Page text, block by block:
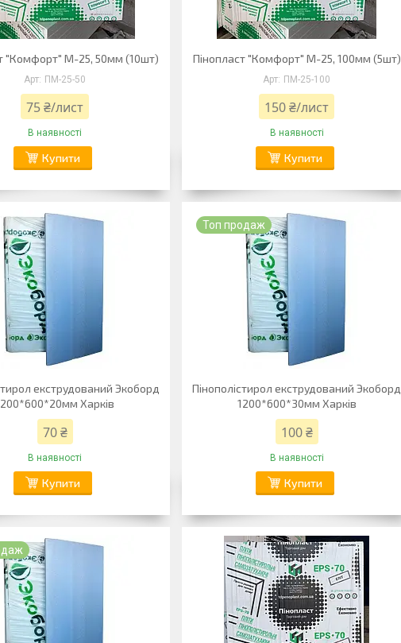
"Комфорт" М-25, 50мм (10шт)
ПМ-25-50
75 ₴/лист
В наявності
Купити
Пінопласт "Комфорт" М-25, 100мм (5шт)
ПМ-25-100
150 ₴/лист
В наявності
Купити
екструдований Экоборд
Харків
70 ₴
В наявності
Купити
Топ продаж
Пінополістирол екструдований Экоборд
1200*600*30мм Харків
100 ₴
В наявності
Купити